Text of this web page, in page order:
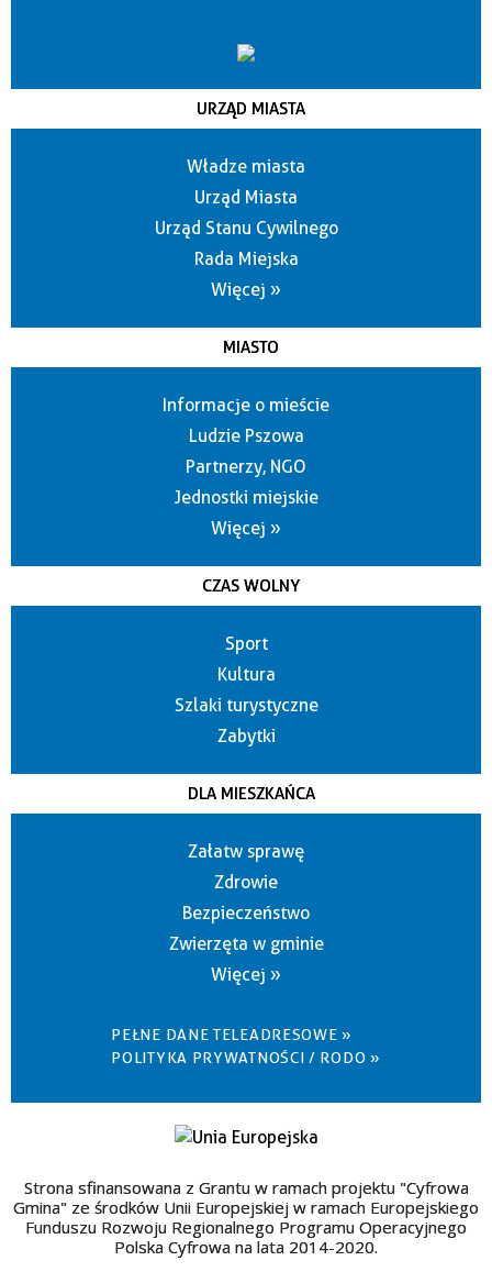
URZĄD MIASTA
Władze miasta
Urząd Miasta
Urząd Stanu Cywilnego
Rada Miejska
Więcej »
MIASTO
Informacje o mieście
Ludzie Pszowa
Partnerzy, NGO
Jednostki miejskie
Więcej »
CZAS WOLNY
Sport
Kultura
Szlaki turystyczne
Zabytki
DLA MIESZKAŃCA
Załatw sprawę
Zdrowie
Bezpieczeństwo
Zwierzęta w gminie
Więcej »
PEŁNE DANE TELEADRESOWE »
POLITYKA PRYWATNOŚCI / RODO »
Strona sfinansowana z Grantu w ramach projektu "Cyfrowa
Gmina" ze środków Unii Europejskiej w ramach Europejskiego
Funduszu Rozwoju Regionalnego Programu Operacyjnego
Polska Cyfrowa na lata 2014-2020.